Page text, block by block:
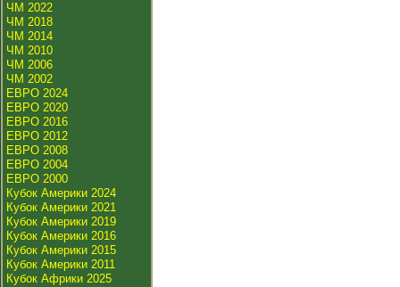
ЧМ 2022
ЧМ 2018
ЧМ 2014
ЧМ 2010
ЧМ 2006
ЧМ 2002
ЕВРО 2024
ЕВРО 2020
ЕВРО 2016
ЕВРО 2012
ЕВРО 2008
ЕВРО 2004
ЕВРО 2000
Кубок Америки 2024
Кубок Америки 2021
Кубок Америки 2019
Кубок Америки 2016
Кубок Америки 2015
Кубок Америки 2011
Кубок Африки 2025